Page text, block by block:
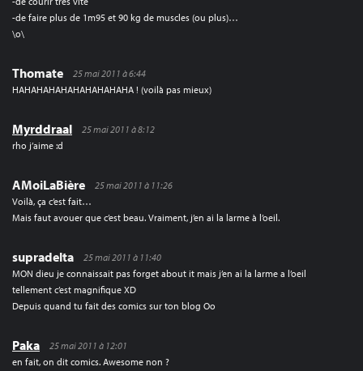
-de faire plus de 1m95 et 90 kg de muscles (ou plus)…
\o\
Thomate
25 mai 2011 à 6:44
HAHAHAHAHAHAHAHAHAHA ! (voilà pas mieux)
Myrddraal
25 mai 2011 à 8:12
rho j’aime :d
AMoiLaBière
25 mai 2011 à 11:26
Voilà, ça c’est fait…
Mais faut avouer que c’est beau. Vraiment, j’en ai la larme à l’oeil.
supradelta
25 mai 2011 à 11:40
MON dieu je connaissait pas forget about it mais j’en ai la larme a l’oeil
tellement c’est magnifique XD
Depuis quand tu fait des comics sur ton blog Oo
Paka
25 mai 2011 à 12:01
en fait, on dit comics. Awesome non ?